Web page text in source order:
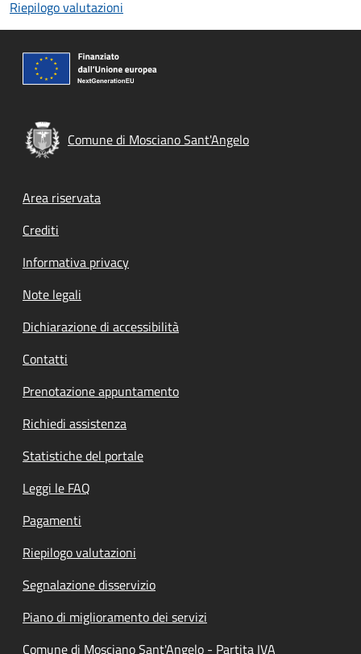
Riepilogo valutazioni
Comune di Mosciano Sant'Angelo
Footer menu
Area riservata
Crediti
Informativa privacy
Note legali
Dichiarazione di accessibilità
Contatti
Prenotazione appuntamento
Richiedi assistenza
Statistiche del portale
Leggi le FAQ
Pagamenti
Riepilogo valutazioni
Segnalazione disservizio
Piano di miglioramento dei servizi
Comune di Mosciano Sant'Angelo - Partita IVA